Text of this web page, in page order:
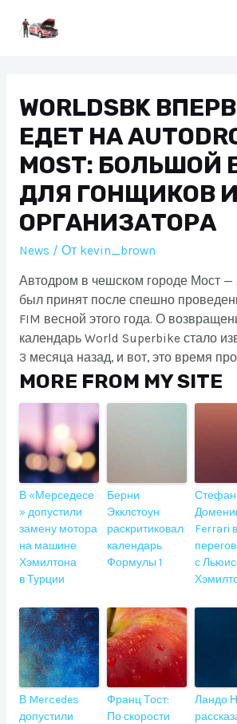
WORLDSBK
ЕДЕТ НА
MOST: БОЛЬШОЙ
ДЛЯ ГОНЩИКОВ И
ОРГАНИЗАТОРА
News / От kevin_brown
Автодром в чешском городе Мост
был принят после спешно
FIM весной этого года. О
календарь World Superbike стало
3 месяца назад, и вот, это время
MORE FROM MY SITE
В «Мерседесе
» допустили
замену мотора
на машине
Хэмилтона
в Турции
Берни
Экклстоун
раскритиковал
календарь
Формулы 1
Ferrari
с
В Mercedes
допустили
Франц Тост:
По скорости
Ландо